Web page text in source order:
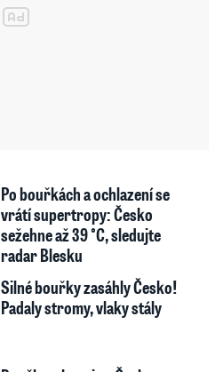
Po bouřkách a ochlazení se
vrátí supertropy: Česko
sežehne až 39 °C, sledujte
radar Blesku
Silné bouřky zasáhly Česko!
Padaly stromy, vlaky stály